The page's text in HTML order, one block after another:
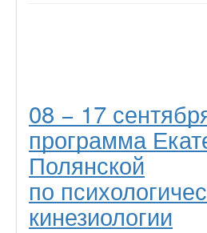
08 − 17
программа
Полянской
по
кинезиологии